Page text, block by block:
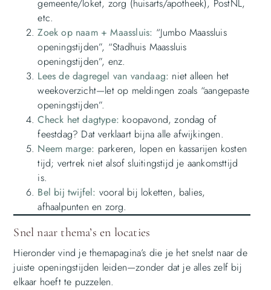
gemeente/loket, zorg (huisarts/apotheek), PostNL,
etc.
Zoek op naam + Maassluis: “Jumbo Maassluis
openingstijden”, “Stadhuis Maassluis
openingstijden”, enz.
Lees de dagregel van vandaag: niet alleen het
weekoverzicht—let op meldingen zoals “aangepaste
openingstijden”.
Check het dagtype: koopavond, zondag of
feestdag? Dat verklaart bijna alle afwijkingen.
Neem marge: parkeren, lopen en kassarijen kosten
tijd; vertrek niet alsof sluitingstijd je aankomsttijd
is.
Bel bij twijfel: vooral bij loketten, balies,
afhaalpunten en zorg.
Snel naar thema’s en locaties
Hieronder vind je themapagina’s die je het snelst naar de
juiste openingstijden leiden—zonder dat je alles zelf bij
elkaar hoeft te puzzelen.